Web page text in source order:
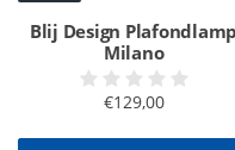
Blij Design Plafondlamp
Milano
€129,00